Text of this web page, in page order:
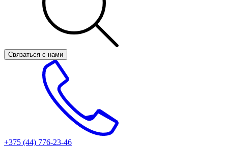
Связаться с нами
+375 (44) 776-23-46